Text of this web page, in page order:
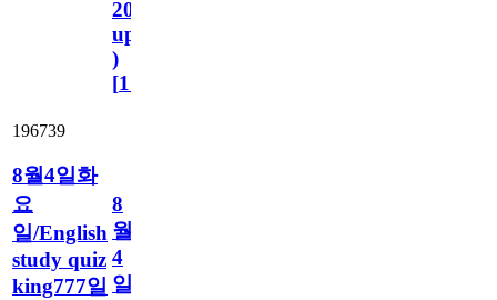
2023.11.1
update
)
[110
196739
8월4일화
요
일/English
study quiz
king777일
8
월
4
일